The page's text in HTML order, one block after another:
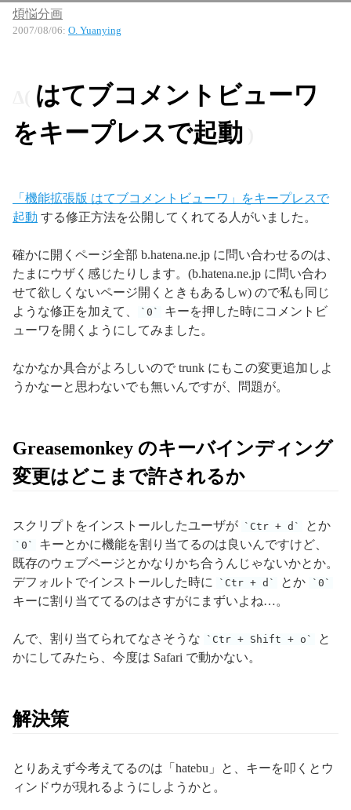
煩悩分画
2007/08/06: O. Yuanying
はてブコメントビューワ
をキープレスで起動
「機能拡張版 はてブコメントビューワ」をキープレスで
起動 する修正方法を公開してくれてる人がいました。
確かに開くページ全部 b.hatena.ne.jp に問い合わせるのは、
たまにウザく感じたりします。(b.hatena.ne.jp に問い合わ
せて欲しくないページ開くときもあるしw) ので私も同じ
ような修正を加えて、
0
キーを押した時にコメントビ
ューワを開くようにしてみました。
なかなか具合がよろしいので trunk にもこの変更追加しよ
うかなーと思わないでも無いんですが、問題が。
Greasemonkey のキーバインディング
変更はどこまで許されるか
スクリプトをインストールしたユーザが Ctr + d とか
0
キーとかに機能を割り当てるのは良いんですけど、
既存のウェブページとかなりかち合うんじゃないかとか。
デフォルトでインストールした時に
Ctr + d とか 0
キーに割り当ててるのはさすがにまずいよね…。
んで、割り当てられてなさそうな Ctr + Shift + o
と
かにしてみたら、今度は Safari で動かない。
解決策
とりあえず今考えてるのは「hatebu」と、キーを叩くとウ
ィンドウが現れるようにしようかと。